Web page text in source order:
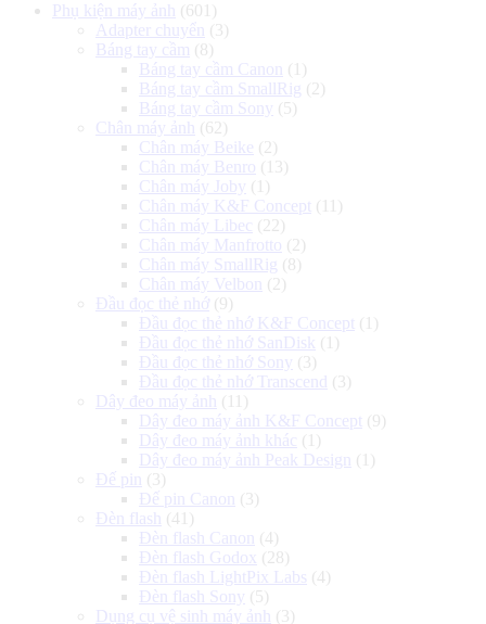
Phụ kiện máy ảnh
(601)
Adapter chuyển
(3)
Báng tay cầm (8)
Báng tay cầm Canon
(1)
Báng tay cầm SmallRig (2)
Báng tay cầm Sony (5)
Chân máy ảnh
(62)
Chân máy Beike (2)
Chân máy Benro (13)
Chân máy Joby (1)
Chân máy K&F Concept (11)
Chân máy Libec (22)
Chân máy Manfrotto (2)
Chân máy SmallRig (8)
Chân máy Velbon
(2)
Đầu đọc thẻ nhớ (9)
Đầu đọc thẻ nhớ K&F Concept (1)
Đầu đọc thẻ nhớ SanDisk (1)
Đầu đọc thẻ nhớ Sony (3)
Đầu đọc thẻ nhớ Transcend
(3)
Dây đeo máy ảnh
(11)
Dây đeo máy ảnh K&F Concept (9)
Dây đeo máy ảnh khác (1)
Dây đeo máy ảnh Peak Design
(1)
Đế pin
(3)
Đế pin Canon
(3)
Đèn flash
(41)
Đèn flash Canon
(4)
Đèn flash Godox (28)
Đèn flash LightPix Labs (4)
Đèn flash Sony (5)
Dụng cụ vệ sinh máy ảnh
(3)